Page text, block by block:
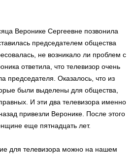
Веронике Сергеевне позвонила
председателем общества
не возникало ли проблем с
ответила, что телевизор очень
председателя. Оказалось, что из
были выделены для общества,
И эти два телевизора именно
привезли Веронике. После этого
еще пятнадцать лет.
для телевизора можно на нашем